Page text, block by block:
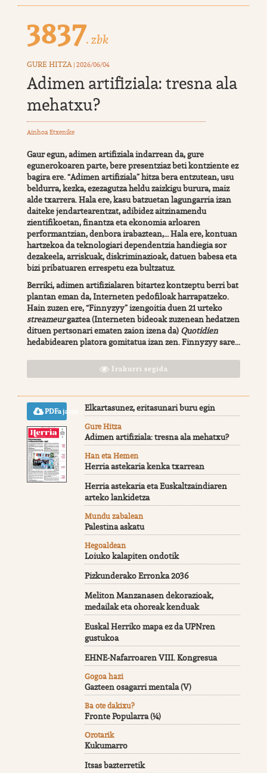
3837. zbk
GURE HITZA | 2026/06/04
Adimen artifiziala: tresna ala
mehatxu?
Ainhoa Etxenike
Gaur egun, adimen artifiziala indarrean da, gure
egunerokoaren parte, bere presentziaz beti kontziente ez
bagira ere. “Adimen artifiziala” hitza bera entzutean, usu
beldurra, kezka, ezezagutza heldu zaizkigu burura, maiz
alde txarrera. Hala ere, kasu batzuetan lagungarria izan
daiteke jendartearentzat, adibidez aitzinamendu
zientifikoetan, finantza eta ekonomia arloaren
performantzian, denbora irabaztean,… Hala ere, kontuan
hartzekoa da teknologiari dependentzia handiegia sor
dezakeela, arriskuak, diskriminazioak, datuen babesa eta
bizi pribatuaren errespetu eza bultzatuz.
Berriki, adimen artifizialaren bitartez kontzeptu berri bat
plantan eman da, Interneten pedofiloak harrapatzeko.
Hain zuzen ere, “Finnyzyy” izengoitia duen 21 urteko
streameurgaztea (Interneten bideoak zuzenean hedatzen
dituen pertsonari ematen zaion izena da) Quotidien
hedabidearen platora gomitatua izan zen. Finnyzyy sare...
Irakurri segida
PDFa jaitsi Elkartasunez, eritasunari buru egin
Gure Hitza
Adimen artifiziala: tresna ala mehatxu?
Han eta Hemen
Herria astekaria kenka txarrean
Herria astekaria eta Euskaltzaindiaren
arteko lankidetza
Mundu zabalean
Palestina askatu
Hegoaldean
Loiuko kalapiten ondotik
Pizkunderako Erronka 2036
Meliton Manzanasen dekorazioak,
medailak eta ohoreak kenduak
Euskal Herriko mapa ez da UPNren
gustukoa
EHNE-Nafarroaren VIII. Kongresua
Gogoa hazi
Gazteen osagarri mentala (V)
Ba ote dakixu?
Fronte Popularra (¼)
Orotarik
Kukumarro
Itsas bazterretik